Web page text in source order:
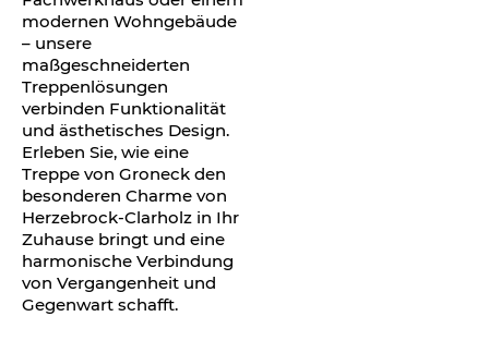
modernen Wohngebäude
– unsere
maßgeschneiderten
Treppenlösungen
verbinden Funktionalität
und ästhetisches Design.
Erleben Sie, wie eine
Treppe von Groneck den
besonderen Charme von
Herzebrock-Clarholz in Ihr
Zuhause bringt und eine
harmonische Verbindung
von Vergangenheit und
Gegenwart schafft.